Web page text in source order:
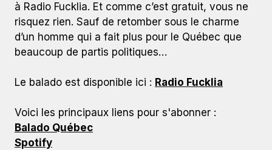
à Radio Fucklia. Et comme c’est gratuit, vous ne
risquez rien. Sauf de retomber sous le charme
d’un homme qui a fait plus pour le Québec que
beaucoup de partis politiques…
Le balado est disponible ici : Radio Fucklia
Voici les principaux liens pour s'abonner :
Balado Québec
Spotify